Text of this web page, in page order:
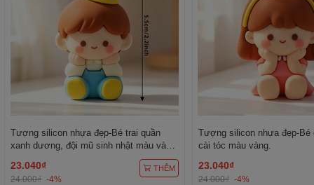
Tượng silicon nhựa đẹp-Bé trai quần
xanh dương, đội mũ sinh nhật màu vàng
23.040₫
24.000₫ -4%
THÊM
Tượng silicon nhựa đẹp-Bé
cài tóc màu vàng.
23.040₫
24.000₫ -4%